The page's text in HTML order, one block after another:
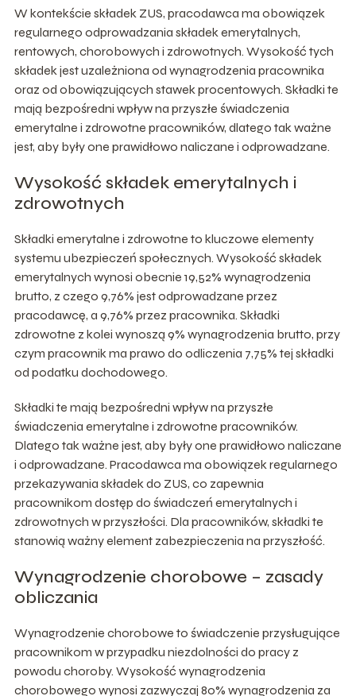
W kontekście składek ZUS, pracodawca ma obowiązek
regularnego odprowadzania składek emerytalnych,
rentowych, chorobowych i zdrowotnych. Wysokość tych
składek jest uzależniona od wynagrodzenia pracownika
oraz od obowiązujących stawek procentowych. Składki te
mają bezpośredni wpływ na przyszłe świadczenia
emerytalne i zdrowotne pracowników, dlatego tak ważne
jest, aby były one prawidłowo naliczane i odprowadzane.
Wysokość składek emerytalnych i
zdrowotnych
Składki emerytalne i zdrowotne to kluczowe elementy
systemu ubezpieczeń społecznych. Wysokość składek
emerytalnych wynosi obecnie 19,52% wynagrodzenia
brutto, z czego 9,76% jest odprowadzane przez
pracodawcę, a 9,76% przez pracownika. Składki
zdrowotne z kolei wynoszą 9% wynagrodzenia brutto, przy
czym pracownik ma prawo do odliczenia 7,75% tej składki
od podatku dochodowego.
Składki te mają bezpośredni wpływ na przyszłe
świadczenia emerytalne i zdrowotne pracowników.
Dlatego tak ważne jest, aby były one prawidłowo naliczane
i odprowadzane. Pracodawca ma obowiązek regularnego
przekazywania składek do ZUS, co zapewnia
pracownikom dostęp do świadczeń emerytalnych i
zdrowotnych w przyszłości. Dla pracowników, składki te
stanowią ważny element zabezpieczenia na przyszłość.
Wynagrodzenie chorobowe – zasady
obliczania
Wynagrodzenie chorobowe to świadczenie przysługujące
pracownikom w przypadku niezdolności do pracy z
powodu choroby. Wysokość wynagrodzenia
chorobowego wynosi zazwyczaj 80% wynagrodzenia za